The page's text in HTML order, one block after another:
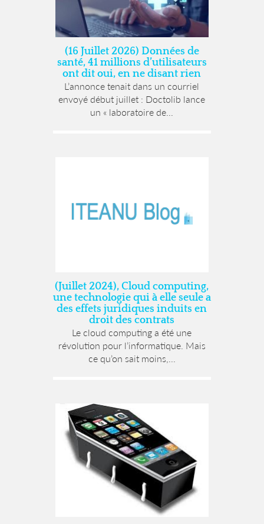
(16 Juillet 2026) Données de
santé, 41 millions d’utilisateurs
ont dit oui, en ne disant rien
L’annonce tenait dans un courriel
envoyé début juillet : Doctolib lance
un « laboratoire de...
(Juillet 2024), Cloud computing,
une technologie qui à elle seule a
des effets juridiques induits en
droit des contrats
Le cloud computing a été une
révolution pour l’informatique. Mais
ce qu’on sait moins,...